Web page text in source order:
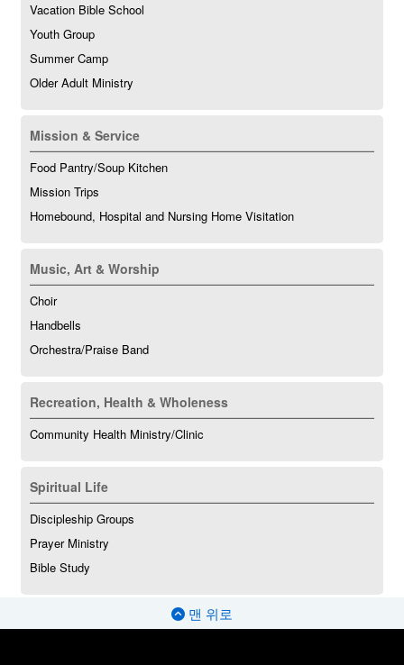
Vacation Bible School
Youth Group
Summer Camp
Older Adult Ministry
Mission & Service
Food Pantry/Soup Kitchen
Mission Trips
Homebound, Hospital and Nursing Home Visitation
Music, Art & Worship
Choir
Handbells
Orchestra/Praise Band
Recreation, Health & Wholeness
Community Health Ministry/Clinic
Spiritual Life
Discipleship Groups
Prayer Ministry
Bible Study
맨 위로